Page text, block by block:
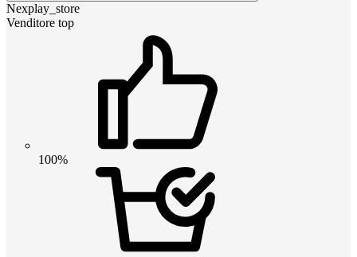
Nexplay_store
Venditore top
100%